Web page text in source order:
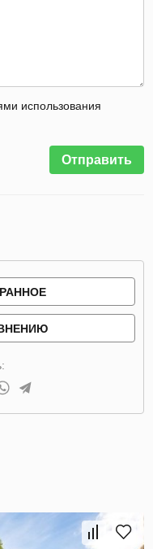
использования
Отправить